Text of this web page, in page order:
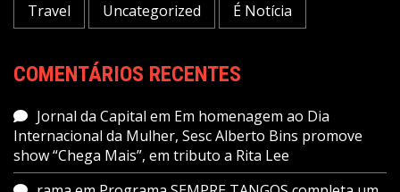
Travel Uncategorized É Notícia
COMENTÁRIOS RECENTES
Jornal da Capital em Em homenagem ao Dia
Internacional da Mulher, Sesc Alberto Bins promove
show “Chega Mais”, em tributo a Rita Lee